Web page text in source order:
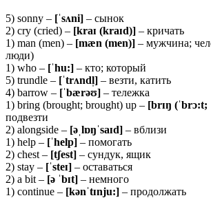
5) sonny – [ˈsʌni] – сынок
2) cry (cried) – [kraɪ (kraɪd)] – кричать
1) man (men) – [mæn (men)] – мужчина;
люди)
1) who – [ˈhu:] – кто; который
5) trundle – [ˈtrʌndl̩] – везти, катить
4) barrow – [ˈbærəʊ] – тележка
1) bring (brought; brought) up – [brɪŋ (ˈbrɔ:t;
подвезти
2) alongside – [əˌlɒŋˈsaɪd] – вблизи
1) help – [ˈhelp] – помогать
2) chest – [tʃest] – сундук, ящик
2) stay – [ˈsteɪ] – оставаться
2) a bit – [ə ˈbɪt] – немного
1) continue – [kənˈtɪnju:] – продолжать